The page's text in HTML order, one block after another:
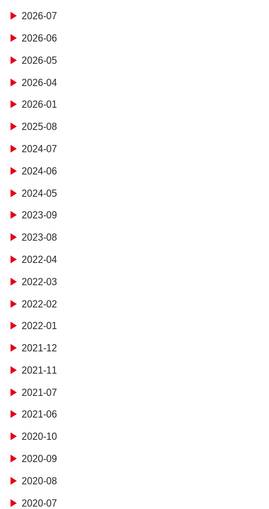
2026-07
2026-06
2026-05
2026-04
2026-01
2025-08
2024-07
2024-06
2024-05
2023-09
2023-08
2022-04
2022-03
2022-02
2022-01
2021-12
2021-11
2021-07
2021-06
2020-10
2020-09
2020-08
2020-07